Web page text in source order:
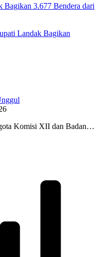
Bagikan 3.677 Bendera dari
Landak Bagikan
Komisi XII dan Badan…